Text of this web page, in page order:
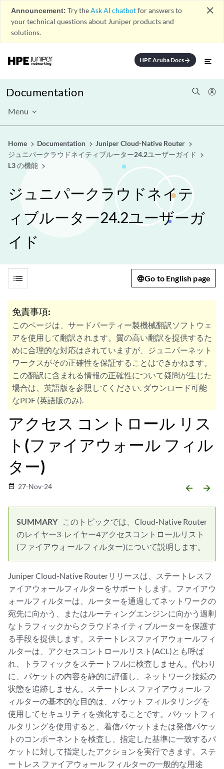
Announcement: Try theAsk AI chatbotfor answers to
your technical questions about Juniper products and
solutions.
close
HPE Aruba Docsarrow_forward
Documentation
Menu
Home Documentation
Juniper Cloud-Native Router
ジュニパークラウドネイティブルーター24.2ユーザーガイド
L3 の機能
ジュニパークラウドネイテ
ィブルーター24.2ユーザーガ
イド
list Go to English page
免責事項:
このページは、サードパーティー製機械翻訳ソフトウェ
アを使用して翻訳されます。質の高い翻訳を提供するた
めに合理的な対応はされていますが、ジュニパーネット
ワークスがその正確性を保証することはできかねます。
この翻訳に含まれる情報の正確性について疑問が生じた
場合は、英語版を参照してください. ダウンロード可能
なPDF (英語版のみ).
アクセス コントロール リス
ト(ファイアウォール フィル
ター)
date_range 27-Nov-24 arrow_backward arrow_forward
このトピックでは、Cloud-Native Router
のレイヤー3-レイヤー4アクセスコントロールリスト
(ファイアウォールフィルター)について説明します。
Juniper Cloud-Native Routerリリースは、ステートレスフ
ァイアウォールフィルターをサポートします。ファイアウ
ォールフィルターは、ルーターを通過してネットワークの
宛先に向かう、またはルーティングエンジンに向かう過剰
なトラフィックからクラウドネイティブルーターを保護す
る手段を提供します。ステートレスファイアウォールフィ
ルターは、アクセスコントロールリスト(ACL)とも呼ば
れ、トラフィックをステートフルに検査しません。代わり
に、パケットの内容を静的に評価し、ネットワーク接続の
状態を追跡しません。ステートレス ファイアウォール フ
ィルターの基本的な目的は、パケット フィルタリングを
使用してセキュリティを強化することです。パケットフィ
ルタリングを使用すると、着信パケットまたは発信パケッ
トのコンポーネントを検査し、指定した基準に一致するパ
ケットに対して指定したアクションを実行できます。ステ
ートレス ファイアウォール フィルターの一般的な用途